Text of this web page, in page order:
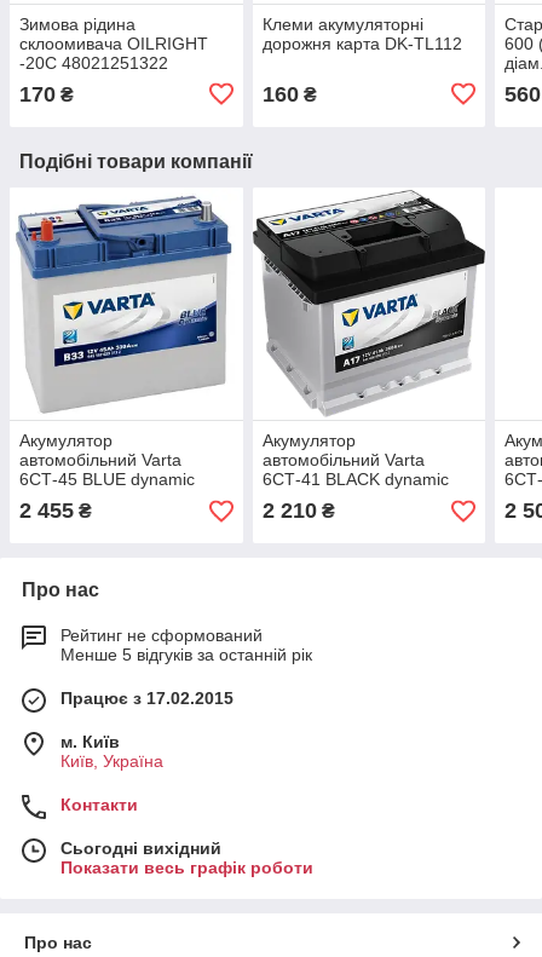
Зимова рідина
склоомивача OILRIGHT
-20C 48021251322
170 ₴
Клеми акумуляторні
дорожня карта DK-TL112
160₴
600
560
Подібні товари компанії
Акумулятор
автомобільний Varta
6СТ-45 BLUE dynamic
(B33)
2 455 ₴
Акумулятор
автомобільний Varta
6СТ-41 BLACK dynamic
(A17)
2 210₴ 2
Про нас
Рейтинг не сформований
Менше 5 відгуків за останній рік
Працює з 17.02.2015
м. Київ
Київ, Україна
Контакти
Сьогодні вихідний
Показати весь графік роботи
Про нас